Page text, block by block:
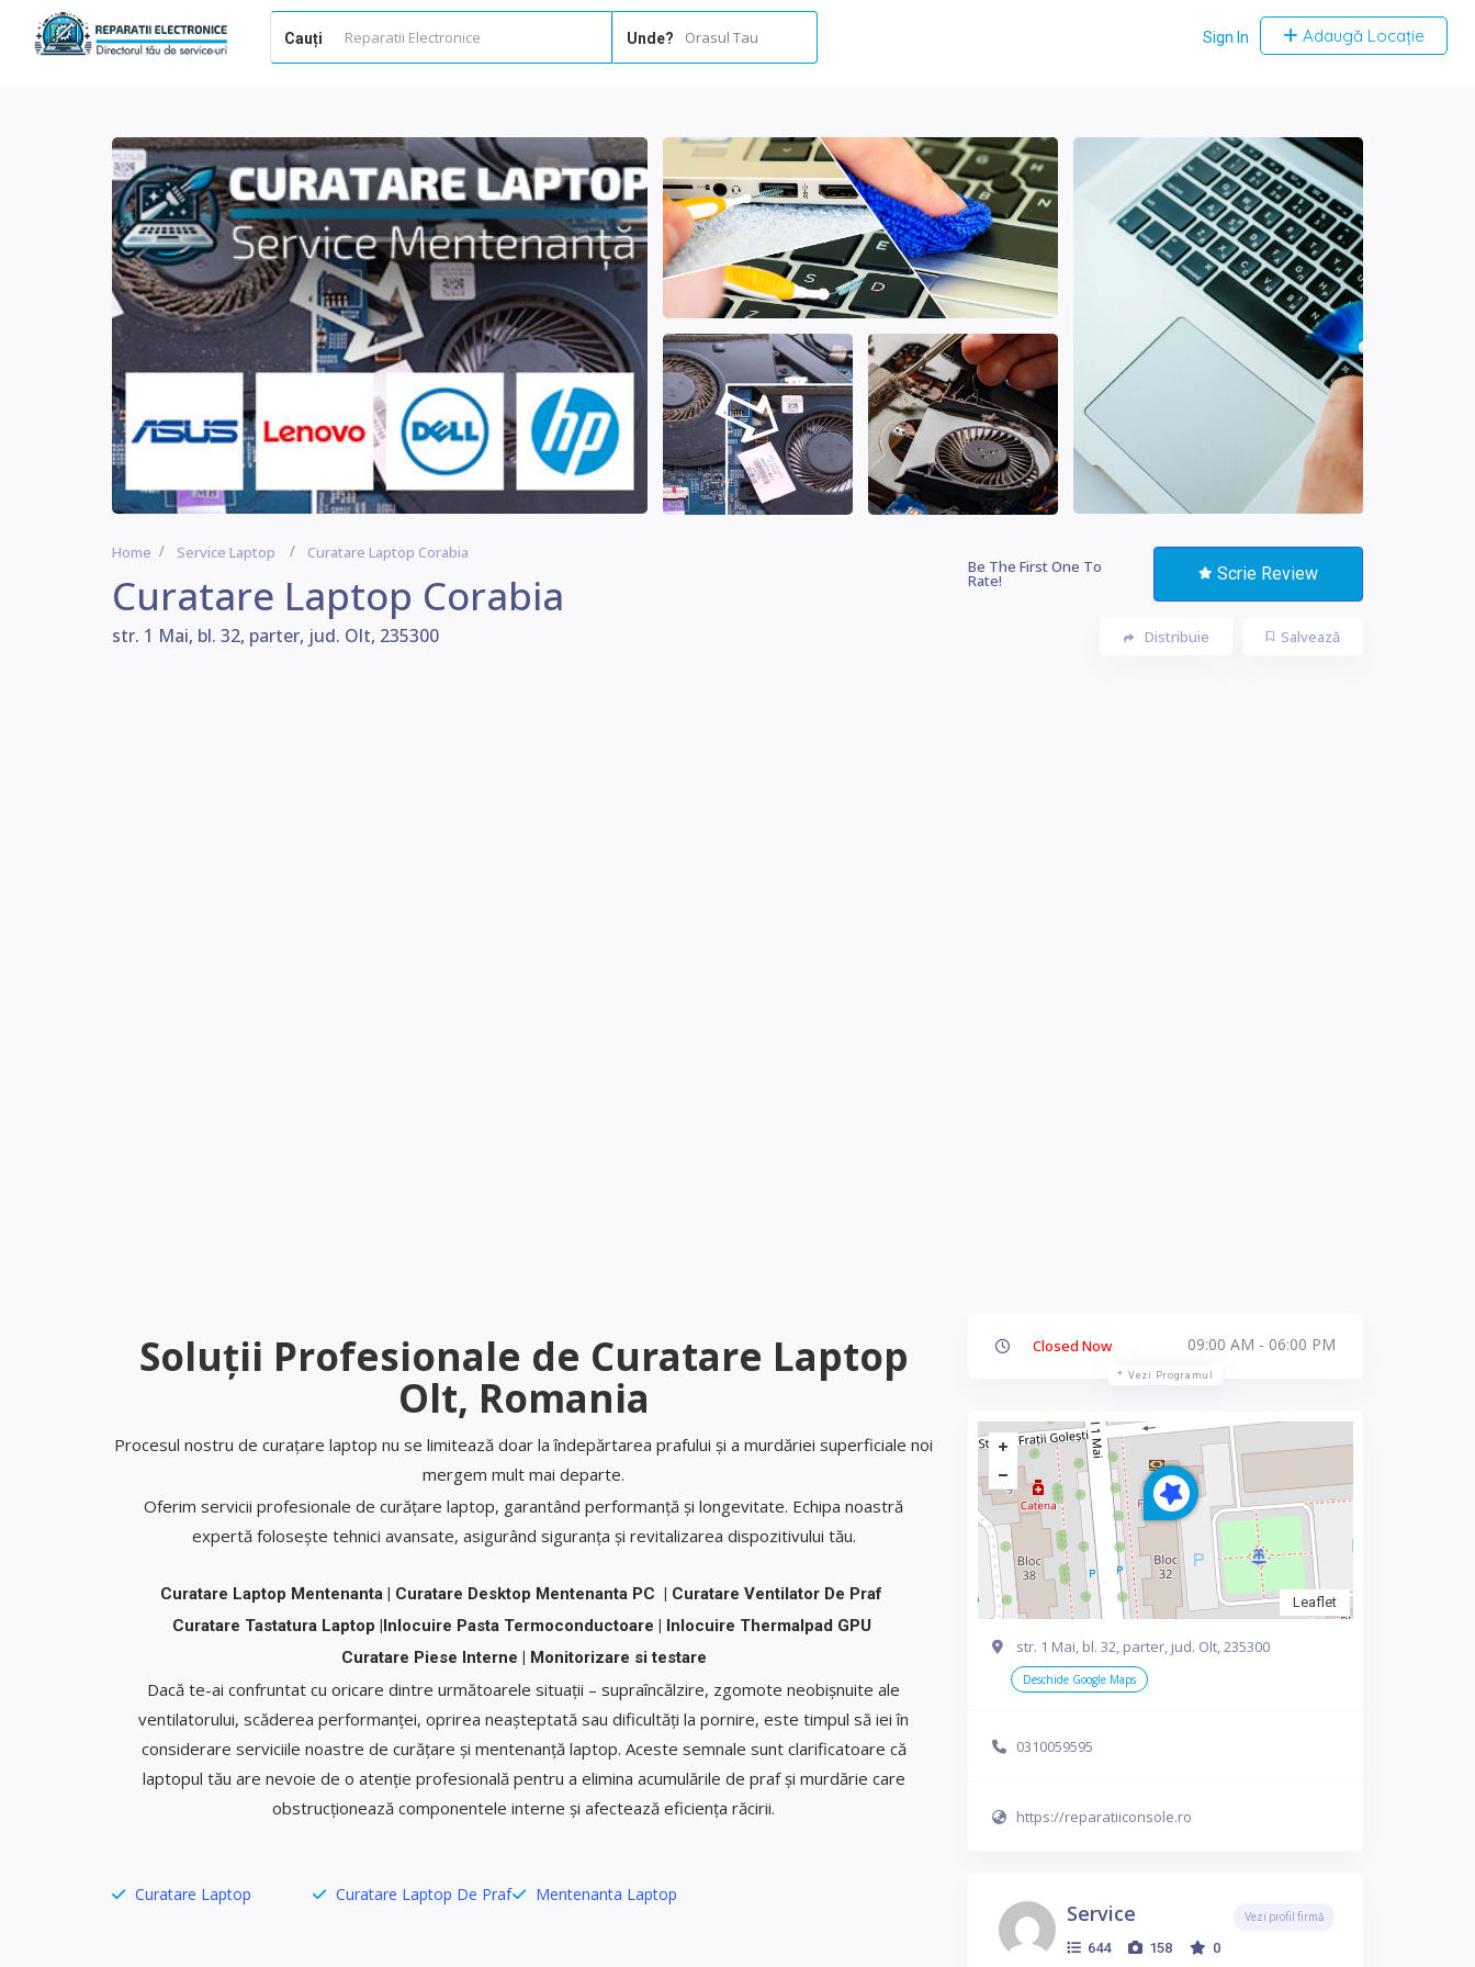
Cauți Unde? Orasul Tau Sign In Adaugă Locație
Home Service Laptop Curatare Laptop Corabia
Curatare Laptop Corabia
str. 1 Mai, bl. 32, parter, jud. Olt, 235300
Be The First One To
Rate! Scrie Review
Salvează
Distribuie
Soluții Profesionale de Curatare Laptop
Olt, Romania
Procesul nostru de curațare laptop nu se limitează doar la îndepărtarea prafului și a murdăriei superficiale noi
mergem mult mai departe.
Oferim servicii profesionale de curățare laptop, garantând performanță și longevitate. Echipa noastră
expertă folosește tehnici avansate, asigurând siguranța și revitalizarea dispozitivului tău.
Curatare Laptop Mentenanta | Curatare Desktop Mentenanta PC | Curatare Ventilator De Praf
Curatare Tastatura Laptop |Inlocuire Pasta Termoconductoare | Inlocuire Thermalpad GPU
Curatare Piese Interne | Monitorizare si testare
Dacă te-ai confruntat cu oricare dintre următoarele situații – supraîncălzire, zgomote neobișnuite ale
ventilatorului, scăderea performanței, oprirea neașteptată sau dificultăți la pornire, este timpul să iei în
considerare serviciile noastre de curățare și mentenanță laptop. Aceste semnale sunt clarificatoare că
laptopul tău are nevoie de o atenție profesională pentru a elimina acumulările de praf și murdărie care
obstrucționează componentele interne și afectează eficiența răcirii.
Curatare Laptop Curatare Laptop De Praf Mentenanta Laptop
Closed Now 09:00 AM - 06:00 PM
Vezi Programul
Leaflet
str. 1 Mai, bl. 32, parter, jud. Olt, 235300
Deschide Google Maps
0310059595
https://reparatiiconsole.ro
Service
644 158 0
Vezi profil firmă